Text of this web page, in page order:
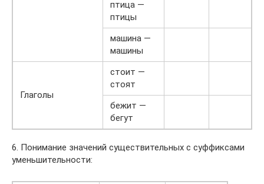
птица —
птицы
машина —
машины
Глаголы
стоит —
стоят
бежит —
бегут
6. Понимание значений существительных с суффиксами
уменьшительности: